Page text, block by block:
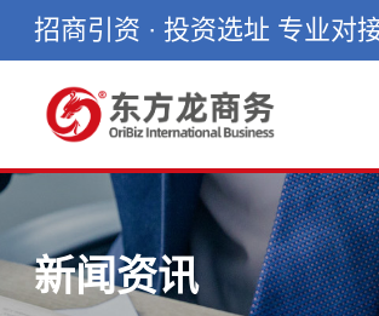
招商引资 · 投资选址 专业对
新闻资讯